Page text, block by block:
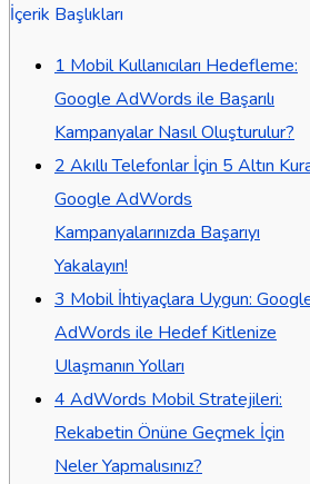
İçerik Başlıkları
1 Mobil Kullanıcıları Hedefleme:
Google AdWords ile Başarılı
Kampanyalar Nasıl Oluşturulur?
2 Akıllı Telefonlar İçin 5 Altın
Google AdWords
Kampanyalarınızda Başarıyı
Yakalayın!
3 Mobil İhtiyaçlara Uygun:
AdWords ile Hedef Kitlenize
Ulaşmanın Yolları
4 AdWords Mobil Stratejileri:
Rekabetin Önüne Geçmek İçin
Neler Yapmalısınız?